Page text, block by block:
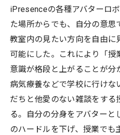
iPresenceの各種アバターロ
た場所からでも、自分の意思
教室内の見たい方向を自由に
可能にした。これにより「授
意識が格段と上がることが分
病気療養などで学校に行けな
だちと他愛のない雑談をする
る。自分の分身をアバターと
のハードルを下げ、授業でも